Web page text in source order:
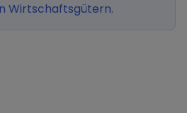
Wirtschaftsgütern.